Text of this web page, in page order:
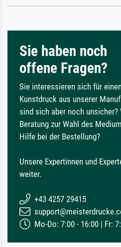
Sie haben noch
offene Fragen?
Sie interessieren sich für
Kunstdruck aus unserer
sind sich aber noch unsicher?
Beratung zur Wahl des
Hilfe bei der Bestellung?
Unsere Expertinnen und
weiter.
+43 4257 29415
Mo-Do: 7:00 - 16:00 | Fr: